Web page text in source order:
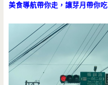
美食導航帶你走，讓芽月帶你吃